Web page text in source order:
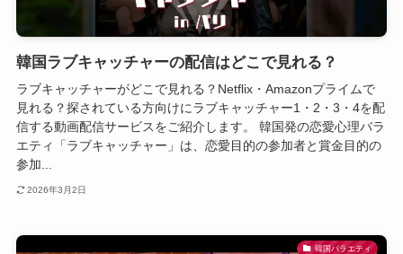
韓国ラブキャッチャーの配信はどこで見れる？
ラブキャッチャーがどこで見れる？Netflix・Amazonプライムで
見れる？探されている方向けにラブキャッチャー1・2・3・4を配
信する動画配信サービスをご紹介します。 韓国発の恋愛心理バラ
エティ「ラブキャッチャー」は、恋愛目的の参加者と賞金目的の
参加...
2026年3月2日
韓国バラエティ